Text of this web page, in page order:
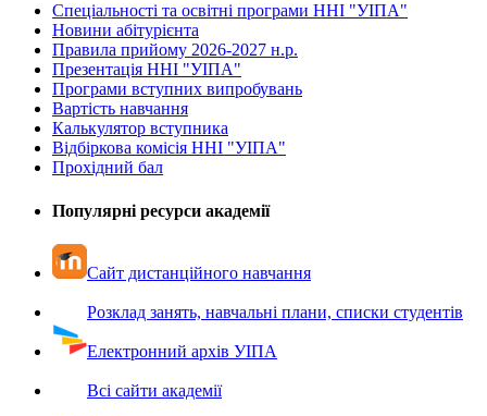
Спеціальності та освітні програми ННІ "УІПА"
Новини абітурієнта
Правила прийому 2026-2027 н.р.
Презентація ННІ "УІПА"
Програми вступних випробувань
Вартість навчання
Калькулятор вступника
Відбіркова комісія ННІ "УІПА"
Прохідний бал
Популярні ресурси академії
Сайт дистанційного навчання
Розклад занять, навчальні плани, списки студентів
Електронний архів УІПА
Всі сайти академії